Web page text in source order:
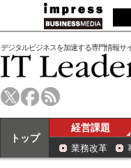
デジタルビジネスを加速する専門情報サ
トップ
経営課題
業務改革